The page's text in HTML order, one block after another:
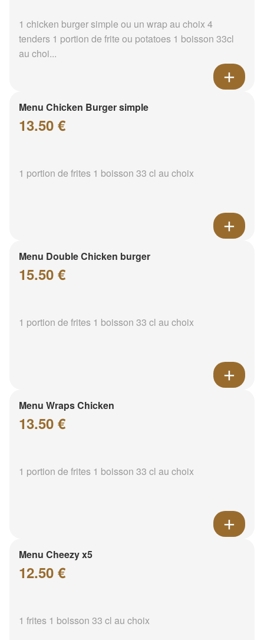
1 chicken burger simple ou un wrap au choix 4
tenders 1 portion de frite ou potatoes 1 boisson 33cl
au choi...
Menu Chicken Burger simple
13.50 €
1 portion de frites 1 boisson 33 cl au choix
Menu Double Chicken burger
15.50 €
1 portion de frites 1 boisson 33 cl au choix
Menu Wraps Chicken
13.50 €
1 portion de frites 1 boisson 33 cl au choix
Menu Cheezy x5
12.50 €
1 frites 1 boisson 33 cl au choix